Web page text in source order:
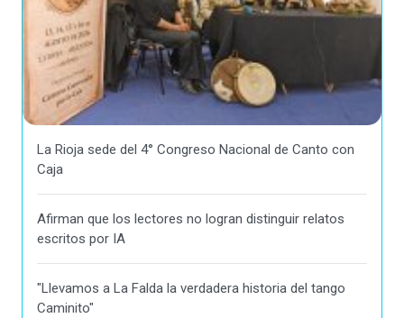
La Rioja sede del 4° Congreso Nacional de Canto con
Caja
Afirman que los lectores no logran distinguir relatos
escritos por IA
"Llevamos a La Falda la verdadera historia del tango
Caminito"